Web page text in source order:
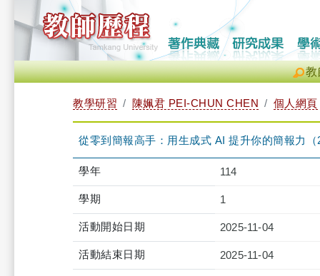
教
教學研習 陳姵君 PEI-CHUN CHEN 個人網頁
從零到簡報高手：用生成式 AI 提升你的簡報力
學年 114
學期 1
活動開始日期 2025-11-04
活動結束日期 2025-11-04